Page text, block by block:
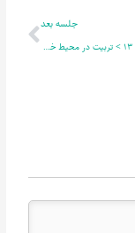
جلسه بعد
2618- غیرت مؤمن 13 > تربیت در محیط خانوادگی13